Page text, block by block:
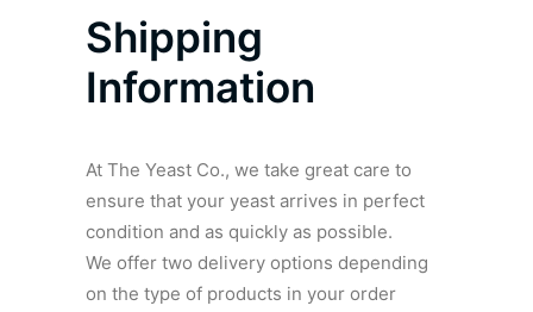
Shipping
Information
At The Yeast Co., we take great care to
ensure that your yeast arrives in perfect
condition and as quickly as possible.
We offer two delivery options depending
on the type of products in your order